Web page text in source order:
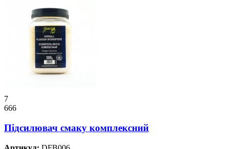
7
666
Підсилювач смаку комплексний